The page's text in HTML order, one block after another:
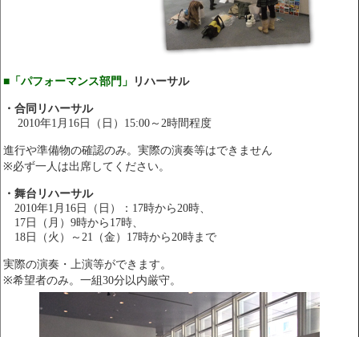
■「パフォーマンス部門」 リハーサル
・合同リハーサル
2010年1月16日（日）15:00～2時間程度
進行や準備物の確認のみ。実際の演奏等はできません
※必ず一人は出席してください。
・舞台リハーサル
2010年1月16日（日）：17時から20時、
17日（月）9時から17時、
18日（火）～21（金）17時から20時まで
実際の演奏・上演等ができます。
※希望者のみ。一組30分以内厳守。